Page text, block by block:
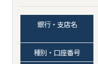
銀行・支店名
種別・口座番号